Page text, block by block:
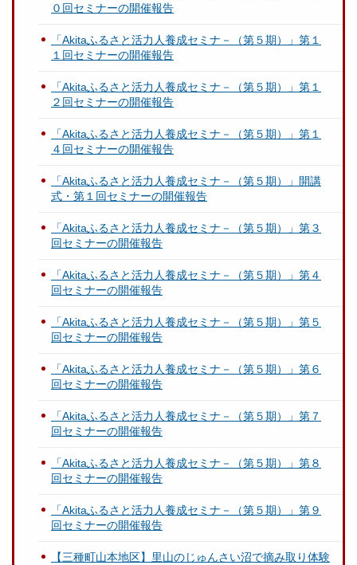
０回セミナーの開催報告
「Akitaふるさと活力人養成セミナ－（第５期）」第１
１回セミナーの開催報告
「Akitaふるさと活力人養成セミナ－（第５期）」第１
２回セミナーの開催報告
「Akitaふるさと活力人養成セミナ－（第５期）」第１
４回セミナーの開催報告
「Akitaふるさと活力人養成セミナ－（第５期）」開講
式・第１回セミナーの開催報告
「Akitaふるさと活力人養成セミナ－（第５期）」第３
回セミナーの開催報告
「Akitaふるさと活力人養成セミナ－（第５期）」第４
回セミナーの開催報告
「Akitaふるさと活力人養成セミナ－（第５期）」第５
回セミナーの開催報告
「Akitaふるさと活力人養成セミナ－（第５期）」第６
回セミナーの開催報告
「Akitaふるさと活力人養成セミナ－（第５期）」第７
回セミナーの開催報告
「Akitaふるさと活力人養成セミナ－（第５期）」第８
回セミナーの開催報告
「Akitaふるさと活力人養成セミナ－（第５期）」第９
回セミナーの開催報告
【三種町山本地区】里山のじゅんさい沼で摘み取り体験